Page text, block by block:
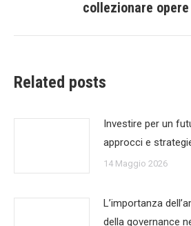
post:
collezionare opere
Related posts
Investire per un
approcci e
14 Maggio 2026
L’importanza
della governance